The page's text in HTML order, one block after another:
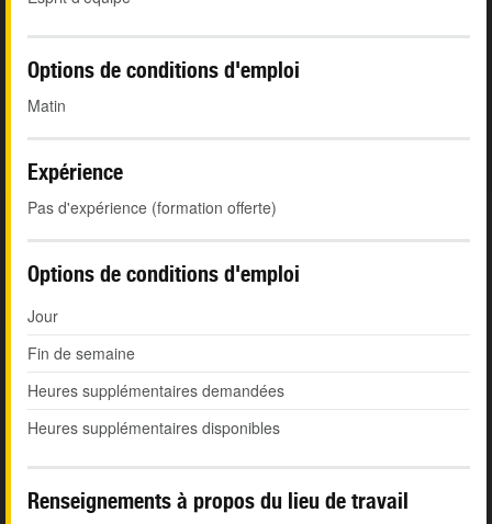
Options de conditions d'emploi
Matin
Expérience
Pas d'expérience (formation offerte)
Options de conditions d'emploi
Jour
Fin de semaine
Heures supplémentaires demandées
Heures supplémentaires disponibles
Renseignements à propos du lieu de travail